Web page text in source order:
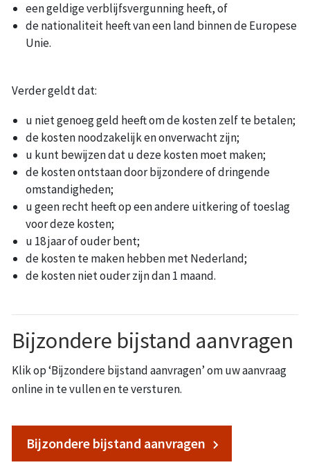
een geldige verblijfsvergunning heeft, of
de nationaliteit heeft van een land binnen de Europese
Unie.
Verder geldt dat:
u niet genoeg geld heeft om de kosten zelf te betalen;
de kosten noodzakelijk en onverwacht zijn;
u kunt bewijzen dat u deze kosten moet maken;
de kosten ontstaan door bijzondere of dringende
omstandigheden;
u geen recht heeft op een andere uitkering of toeslag
voor deze kosten;
u 18 jaar of ouder bent;
de kosten te maken hebben met Nederland;
de kosten niet ouder zijn dan 1 maand.
Bijzondere bijstand aanvragen
Klik op ‘Bijzondere bijstand aanvragen’ om uw aanvraag
online in te vullen en te versturen.
Bijzondere bijstand aanvragen